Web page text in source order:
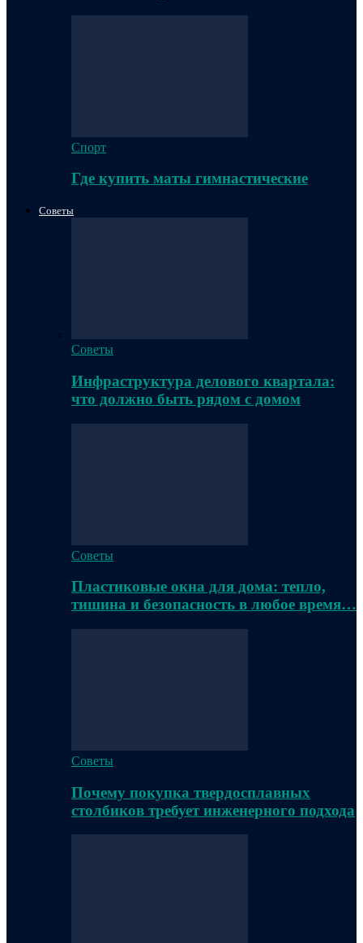
Спорт
Где купить маты гимнастические
Советы
Советы
Инфраструктура делового квартала:
что должно быть рядом с домом
Советы
Пластиковые окна для дома: тепло,
тишина и безопасность в любое время…
Советы
Почему покупка твердосплавных
столбиков требует инженерного подхода